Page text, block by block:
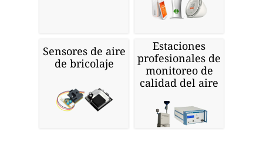
Sensores de aire
de bricolaje
Estaciones
profesionales de
monitoreo de
calidad del aire